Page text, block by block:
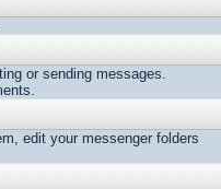
or sending messages.
edit your messenger folders